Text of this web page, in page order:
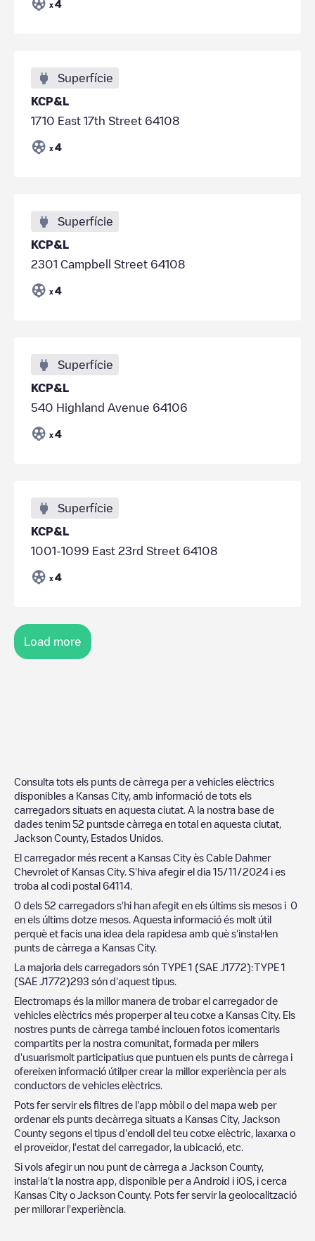
x 4
Superfície
KCP&L
1710 East 17th Street 64108
x 4
Superfície
KCP&L
2301 Campbell Street 64108
x 4
Superfície
KCP&L
540 Highland Avenue 64106
x 4
Superfície
KCP&L
1001-1099 East 23rd Street 64108
x 4
Load more
Consulta tots els punts de càrrega per a vehicles elèctrics
disponibles a Kansas City, amb informació de tots els
carregadors situats en aquesta ciutat. A la nostra base de
dades tenim 52 puntsde càrrega en total en aquesta ciutat,
Jackson County, Estados Unidos
El carregador més recent a Kansas City ès Cable Dahmer
Chevrolet of Kansas City. S'hiva afegir el dia 15/11/2024 i es
troba al codi postal 64114
0 dels 52 carregadors s'hi han afegit en els últims sis mesos i 0
en els últims dotze mesos. Aquesta informació és molt útil
perquè et facis una idea dela rapidesa amb què s'instal·len
punts de càrrega a Kansas City.
La majoria dels carregadors són TYPE 1 (SAE J1772):TYPE 1
(SAE J1772)293 són d'aquest tipus.
Electromaps és la millor manera de trobar el carregador de
vehicles elèctrics més properper al teu cotxe a Kansas City. Els
nostres punts de càrrega també inclouen fotos icomentaris
compartits per la nostra comunitat, formada per milers
d'usuarismolt participatius que puntuen els punts de càrrega i
ofereixen informació útilper crear la millor experiència per als
conductors de vehicles elèctrics.
Pots fer servir els filtres de l'app mòbil o del mapa web per
ordenar els punts decàrrega situats a Kansas City,
Jackson
County segons el tipus d'endoll del teu cotxe elèctric, laxarxa o
el proveïdor, l'estat del carregador, la ubicació, etc.
Si vols afegir un nou punt de càrrega a Jackson County,
instal·la't la nostra app, disponible per a Android i iOS, i cerca
Kansas City o Jackson County. Pots fer servir la geolocalització
per millorar l'experiència.